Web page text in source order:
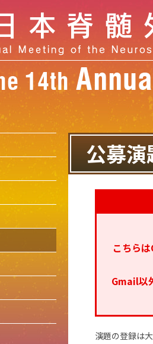
公募
こちら
Gmail以
演題の登録は